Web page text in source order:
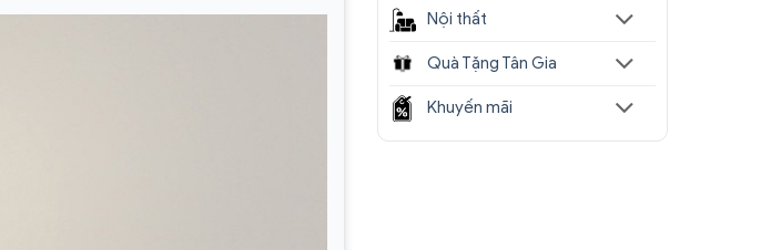
Nội thất
Quà Tặng Tân Gia
Khuyến mãi